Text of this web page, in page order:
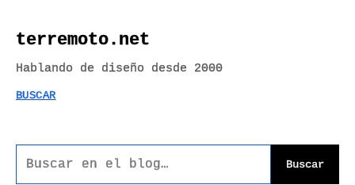
terremoto.net
Hablando de diseño desde 2000
BUSCAR
Buscar